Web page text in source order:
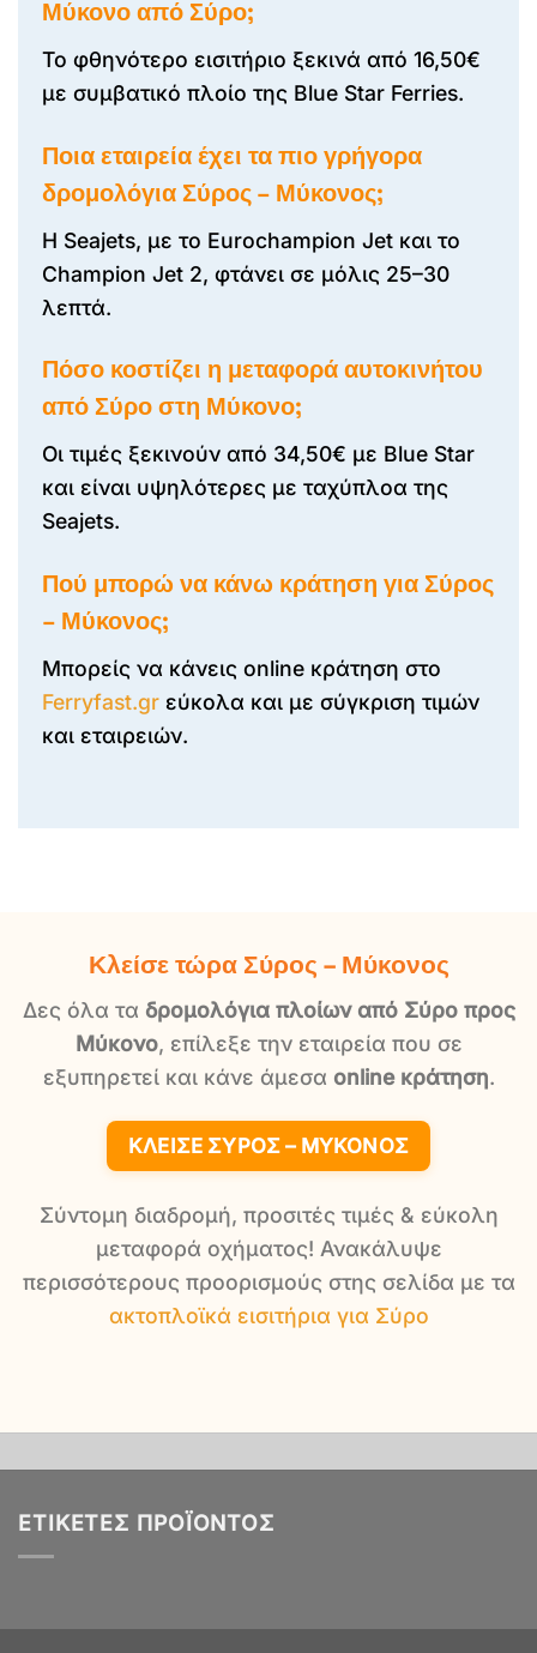
Μύκονο από Σύρο;
Το φθηνότερο εισιτήριο ξεκινά από 16,50€
με συμβατικό πλοίο της Blue Star Ferries.
Ποια εταιρεία έχει τα πιο γρήγορα
δρομολόγια Σύρος – Μύκονος;
Η Seajets, με το Eurochampion Jet και το
Champion Jet 2, φτάνει σε μόλις 25–30
λεπτά.
Πόσο κοστίζει η μεταφορά αυτοκινήτου
από Σύρο στη Μύκονο;
Οι τιμές ξεκινούν από 34,50€ με Blue Star
και είναι υψηλότερες με ταχύπλοα της
Seajets.
Πού μπορώ να κάνω κράτηση για Σύρος
– Μύκονος;
Μπορείς να κάνεις online κράτηση στο
Ferryfast.gr εύκολα και με σύγκριση τιμών
και εταιρειών.
Κλείσε τώρα Σύρος – Μύκονος
Δες όλα τα δρομολόγια πλοίων από Σύρο προς
Μύκονο, επίλεξε την εταιρεία που σε
εξυπηρετεί και κάνε άμεσα online κράτηση.
ΚΛΕΊΣΕ ΣΎΡΟΣ – ΜΎΚΟΝΟΣ
Σύντομη διαδρομή, προσιτές τιμές & εύκολη
μεταφορά οχήματος! Ανακάλυψε
περισσότερους προορισμούς στης σελίδα με τα
ακτοπλοϊκά εισιτήρια για Σύρο
ΕΤΙΚΈΤΕΣ ΠΡΟΪΌΝΤΟΣ